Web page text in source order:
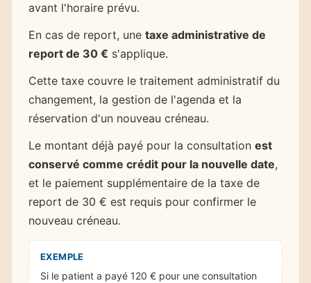
avant l'horaire prévu.
En cas de report, une taxe administrative de
report de 30 € s'applique.
Cette taxe couvre le traitement administratif du
changement, la gestion de l'agenda et la
réservation d'un nouveau créneau.
Le montant déjà payé pour la consultation est
conservé comme crédit pour la nouvelle date,
et le paiement supplémentaire de la taxe de
report de 30 € est requis pour confirmer le
nouveau créneau.
EXEMPLE
Si le patient a payé 120 € pour une consultation